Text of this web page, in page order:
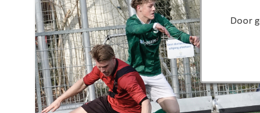
Door